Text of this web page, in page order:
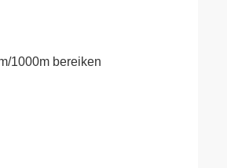
1000m bereiken